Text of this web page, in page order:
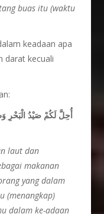
buas itu (waktu
keadaan apa
darat kecuali
أُحِلَّ لَكُمْ صَيْدُ الْبَحْرِ
laut dan
makanan
yang dalam
(menangkap)
dalam ke-adaan